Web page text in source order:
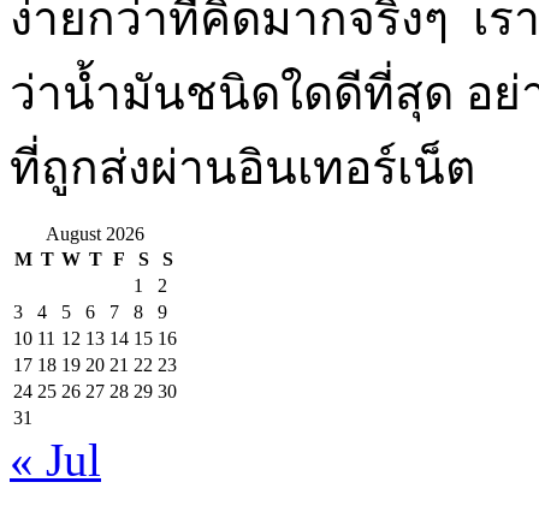
ง่ายกว่าที่คิดมากจริงๆ เ
ว่าน้ำมันชนิดใดดีที่สุด อย่
ที่ถูกส่งผ่านอินเทอร์เน็ต
August 2026
M T W T F S
S
1
2
3
4 5 6 7 8
9
10 11 12 13 14 15 16
17 18 19 20 21 22 23
24 25 26 27 28 29 30
31
« Jul